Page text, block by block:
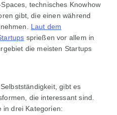
technisches Knowhow
gibt, die einen während
Laut dem
sprießen vor allem in
die meisten Startups
gibt es
die interessant sind.
in drei Kategorien: